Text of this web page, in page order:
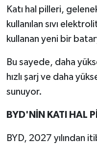
Katı hal pilleri,
kullanılan sıvı
kullanan yeni bir
Bu sayede, daha
hızlı şarj ve daha
sunuyor.
BYD'NİN KATI HAL
BYD, 2027 yılından